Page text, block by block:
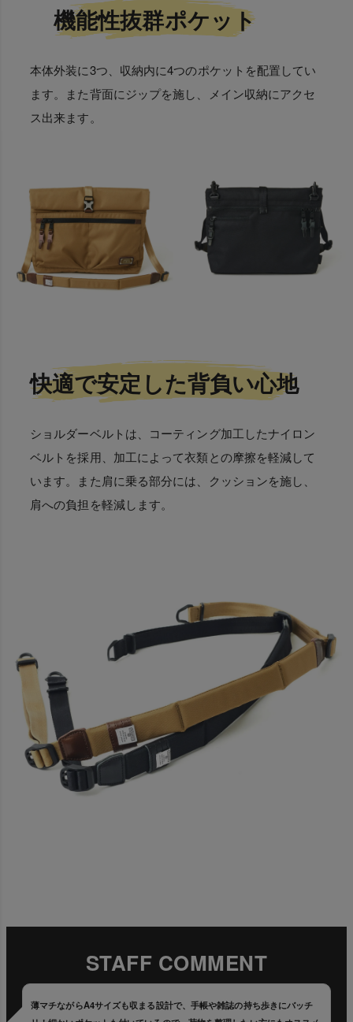
機能性抜群ポケット
本体外装に3つ、収納内に4つのポケットを配置してい
ます。また背面にジップを施し、メイン収納にアクセ
ス出来ます。
快適で安定した背負い心地
ショルダーベルトは、コーティング加工したナイロン
ベルトを採用、加工によって衣類との摩擦を軽減して
います。また肩に乗る部分には、クッションを施し、
肩への負担を軽減します。
STAFF COMMENT
薄マチながらA4サイズも収まる設計で、手帳や雑誌の持ち歩きにバッチ